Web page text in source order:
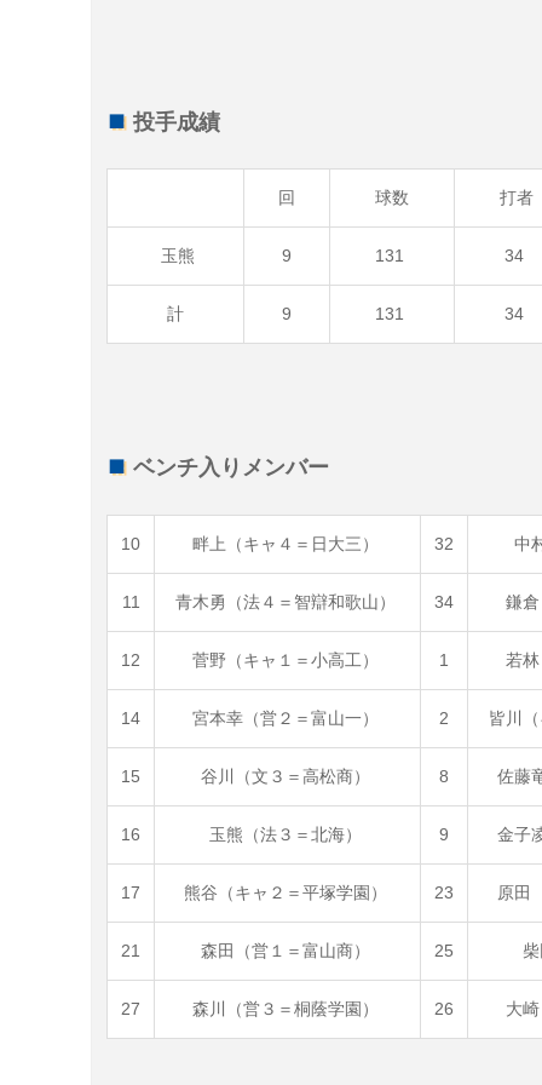
投手成績
回 球数 打者
玉熊 9 131 34
計 9 131 34
ベンチ入りメンバー
10 畔上（キャ４＝日大三） 32 中
11 青木勇（法４＝智辯和歌山） 34 鎌
12 菅野（キャ１＝小高工） 1 若
14 宮本幸（営２＝富山一） 2 皆川
15 谷川（文３＝高松商） 8 佐藤
16 玉熊（法３＝北海） 9 金子
17 熊谷（キャ２＝平塚学園） 23 原田
21 森田（営１＝富山商） 25
27 森川（営３＝桐蔭学園） 26 大